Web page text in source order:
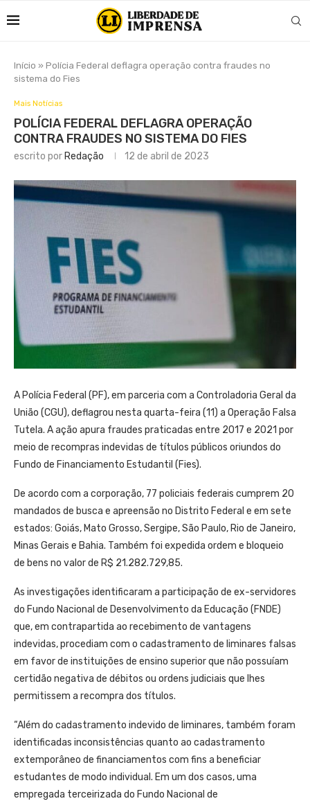
Início » Polícia Federal deflagra operação contra fraudes no
sistema do Fies
Mais Notícias
POLÍCIA FEDERAL DEFLAGRA OPERAÇÃO
CONTRA FRAUDES NO SISTEMA DO FIES
escrito por Redação 12 de abril de 2023
A Polícia Federal (PF), em parceria com a Controladoria Geral da
União (CGU), deflagrou nesta quarta-feira (11) a Operação Falsa
Tutela. A ação apura fraudes praticadas entre 2017 e 2021 por
meio de recompras indevidas de títulos públicos oriundos do
Fundo de Financiamento Estudantil (Fies).
De acordo com a corporação, 77 policiais federais cumprem 20
mandados de busca e apreensão no Distrito Federal e em sete
estados: Goiás, Mato Grosso, Sergipe, São Paulo, Rio de Janeiro,
Minas Gerais e Bahia. Também foi expedida ordem e bloqueio
de bens no valor de R$ 21.282.729,85.
As investigações identificaram a participação de ex-servidores
do Fundo Nacional de Desenvolvimento da Educação (FNDE)
que, em contrapartida ao recebimento de vantagens
indevidas, procediam com o cadastramento de liminares falsas
em favor de instituições de ensino superior que não possuíam
certidão negativa de débitos ou ordens judiciais que lhes
permitissem a recompra dos títulos.
“Além do cadastramento indevido de liminares, também foram
identificadas inconsistências quanto ao cadastramento
extemporâneo de financiamentos com fins a beneficiar
estudantes de modo individual. Em um dos casos, uma
empregada terceirizada do Fundo Nacional de